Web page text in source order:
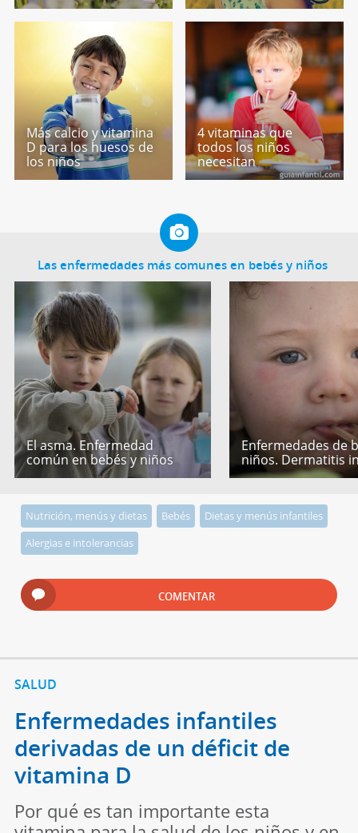
Más calcio y vitamina
D para los huesos de
los niños
4 vitaminas que
todos los niños
necesitan
Las enfermedades más comunes en bebés y niños
El asma. Enfermedad
común en bebés y niños
Enfermedades de
niños. Dermatitis
Nutrición, menús y dietas Bebés
Dietas y menús infantiles
Alergias e intolerancias
COMENTAR
SALUD
Enfermedades infantiles
derivadas de un déficit de
vitamina D
Por qué es tan importante esta